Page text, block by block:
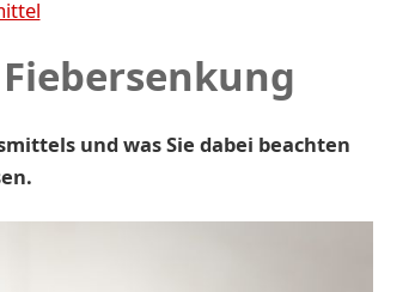
und was Sie dabei beachten